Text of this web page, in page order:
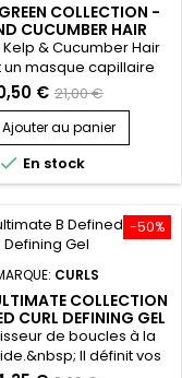
COLLECTION -
CUCUMBER HAIR
MASK
Kelp & Cucumber Hair
un masque capillaire
au Varech (algues
au Concombre pour
instantanée de la
et une réparation
À usage quotidien,
sont plus résistants et
de force, plus de soin,
brillance à vos...
€ 21,00 €
Ajouter au panier
 En stock
-50%
CURLS
COLLECTION
CURL DEFINING GEL
de boucles à la
Il définit vos